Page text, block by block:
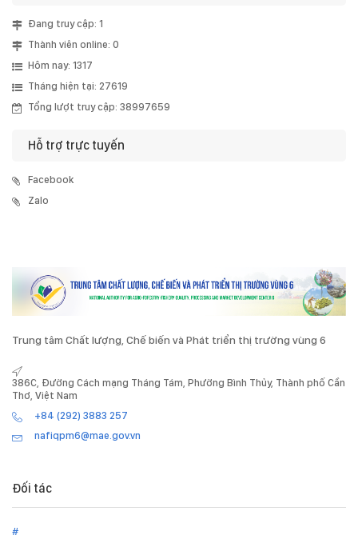
Đang truy cập: 1
Thành viên online: 0
Hôm nay: 1317
Tháng hiện tại: 27619
Tổng lượt truy cập: 38997659
Hỗ trợ trực tuyến
Facebook
Zalo
Trung tâm Chất lượng, Chế biến và Phát triển thị trường vùng 6
386C, Đường Cách mạng Tháng Tám, Phường Bình Thủy, Thành phố Cần
Thơ, Việt Nam
+84 (292) 3883 257
nafiqpm6@mae.gov.vn
Đối tác
#